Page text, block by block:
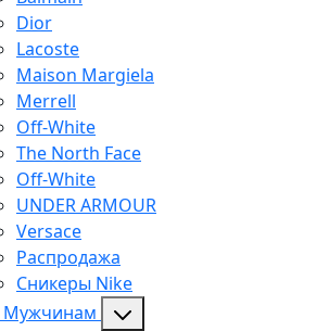
Dior
Lacoste
Maison Margiela
Merrell
Off-White
The North Face
Off-White
UNDER ARMOUR
Versace
Распродажа
Сникеры Nike
Мужчинам